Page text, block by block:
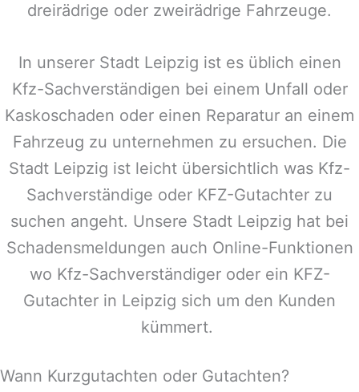
dreirädrige oder zweirädrige Fahrzeuge.
In unserer Stadt Leipzig ist es üblich einen
Kfz-Sachverständigen bei einem Unfall oder
Kaskoschaden oder einen Reparatur an einem
Fahrzeug zu unternehmen zu ersuchen. Die
Stadt Leipzig ist leicht übersichtlich was Kfz-
Sachverständige oder KFZ-Gutachter zu
suchen angeht. Unsere Stadt Leipzig hat bei
Schadensmeldungen auch Online-Funktionen
wo Kfz-Sachverständiger oder ein KFZ-
Gutachter in Leipzig sich um den Kunden
kümmert.
Wann Kurzgutachten oder Gutachten?